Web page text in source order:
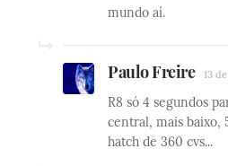
mundo aí.
Paulo Freire 13
R8 só 4 segundos
central, mais baixo,
hatch de 360 cvs...